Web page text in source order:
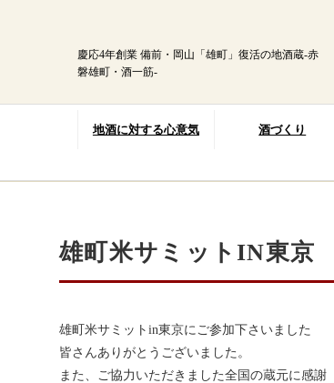
慶応4年創業 備前・岡山「雄町」復活の地酒蔵-赤
磐雄町・酒一筋-
地酒に対する心意気 酒づくり
雄町米サミットIN東京
雄町米サミットin東京にご参加下さいました
皆さんありがとうございました。
また、ご協力いただきました全国の蔵元に感謝